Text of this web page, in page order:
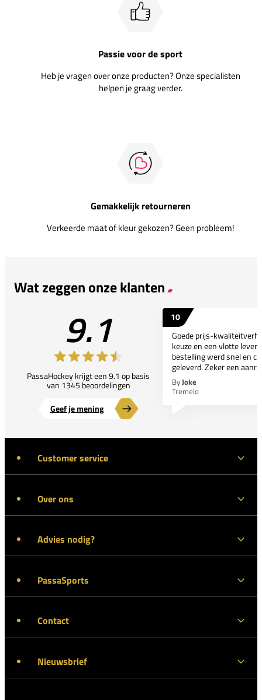
Passie voor de sport
Heb je vragen over onze producten? Onze specialisten
helpen je graag verder.
Gemakkelijk retourneren
Verkeerde maat of kleur gekozen? Geen probleem!
Wat zeggen onze klanten
9.1
PassaHockey krijgt een 9.1 op basis
van 1345 beoordelingen
Geef je mening
10
Goede prijs-
keuze en een vlotte
bestelling werd snel en
geleverd. Zeker een
ByJoke
Tremelo
Customer service
Over ons
Advies nodig?
PassaSports
Contact
Nieuwsbrief